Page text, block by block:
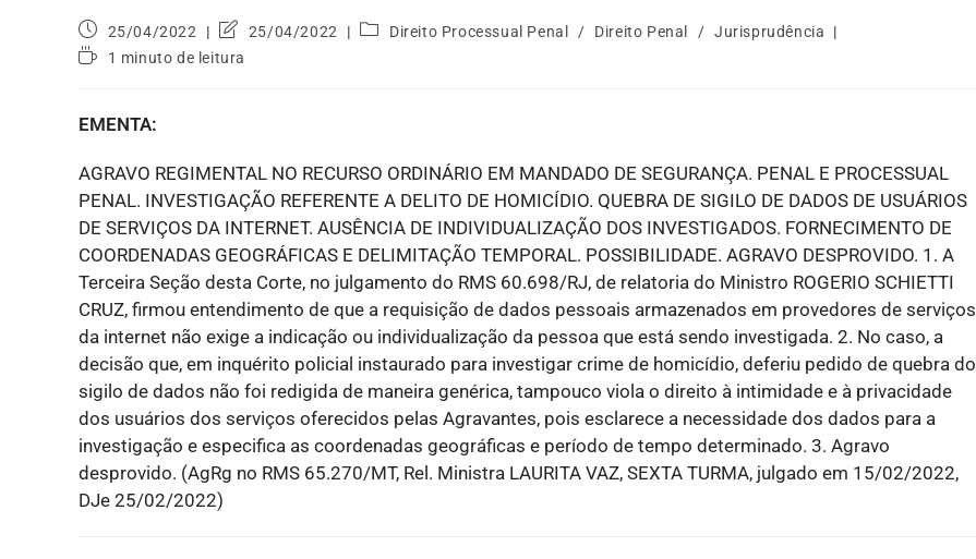
25/04/2022 25/04/2022 Direito Processual Penal / Direito Penal / Jurisprudência
1 minuto de leitura
EMENTA:
AGRAVO REGIMENTAL NO RECURSO ORDINÁRIO EM MANDADO DE SEGURANÇA. PENAL E PROCESSUAL
PENAL. INVESTIGAÇÃO REFERENTE A DELITO DE HOMICÍDIO. QUEBRA DE SIGILO DE DADOS DE USUÁRIOS
DE SERVIÇOS DA INTERNET. AUSÊNCIA DE INDIVIDUALIZAÇÃO DOS INVESTIGADOS. FORNECIMENTO DE
COORDENADAS GEOGRÁFICAS E DELIMITAÇÃO TEMPORAL. POSSIBILIDADE. AGRAVO DESPROVIDO. 1. A
Terceira Seção desta Corte, no julgamento do RMS 60.698/RJ, de relatoria do Ministro ROGERIO SCHIETTI
CRUZ, firmou entendimento de que a requisição de dados pessoais armazenados em provedores de serviços
da internet não exige a indicação ou individualização da pessoa que está sendo investigada. 2. No caso, a
decisão que, em inquérito policial instaurado para investigar crime de homicídio, deferiu pedido de quebra do
sigilo de dados não foi redigida de maneira genérica, tampouco viola o direito à intimidade e à privacidade
dos usuários dos serviços oferecidos pelas Agravantes, pois esclarece a necessidade dos dados para a
investigação e especifica as coordenadas geográficas e período de tempo determinado. 3. Agravo
desprovido. (AgRg no RMS 65.270/MT, Rel. Ministra LAURITA VAZ, SEXTA TURMA, julgado em 15/02/2022,
DJe 25/02/2022)